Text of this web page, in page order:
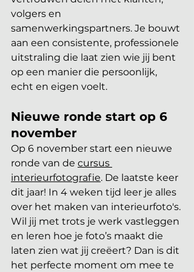
volgers en
samenwerkingspartners. Je bouwt
aan een consistente, professionele
uitstraling die laat zien wie jij bent
op een manier die persoonlijk,
echt en eigen voelt.
Nieuwe ronde start op 6
november
Op 6 november start een nieuwe
ronde van de cursus
interieurfotografie. De laatste keer
dit jaar! In 4 weken tijd leer je alles
over het maken van interieurfoto's.
Wil jij met trots je werk vastleggen
en leren hoe je foto’s maakt die
laten zien wat jij creëert? Dan is dit
het perfecte moment om mee te